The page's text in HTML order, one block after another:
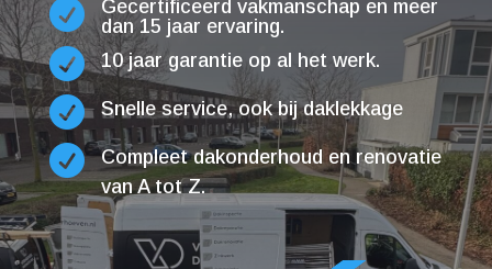

Gecertificeerd vakmanschap en meer
dan 15 jaar ervaring.
 10 jaar garantie op al het werk.
 Snelle service, ook bij daklekkage

Compleet dakonderhoud en renovatie
van A tot Z.